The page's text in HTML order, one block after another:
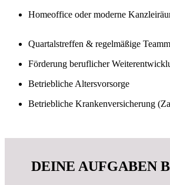
Homeoffice oder moderne
Quartalstreffen & regelmäßige
Förderung beruflicher
Betriebliche Altersvorsorge
Betriebliche Krankenversicherung
DEINE AUFGABEN